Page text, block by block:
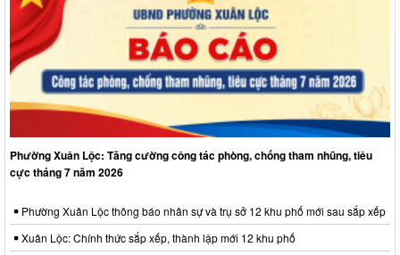
Phường Xuân Lộc: Tăng cường công tác phòng, chống tham nhũng, tiêu
cực tháng 7 năm 2026
Phường Xuân Lộc thông báo nhân sự và trụ sở 12 khu phố mới sau sắp xếp
Xuân Lộc: Chính thức sắp xếp, thành lập mới 12 khu phố